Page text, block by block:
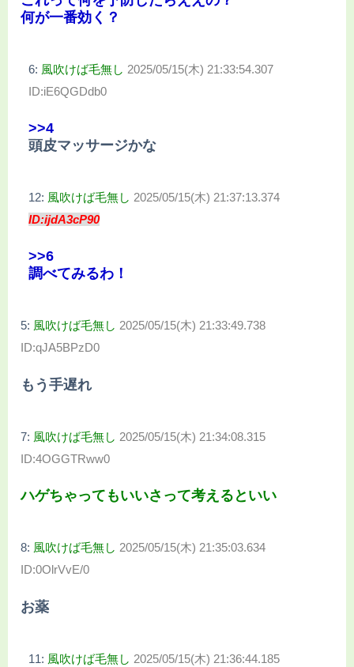
何が一番効く？
6: 風吹けば毛無し 2025/05/15(木) 21:33:54.307
ID:iE6QGDdb0
>>4
頭皮マッサージかな
12: 風吹けば毛無し 2025/05/15(木) 21:37:13.374
ID:ijdA3cP90
>>6
調べてみるわ！
5: 風吹けば毛無し 2025/05/15(木) 21:33:49.738
ID:qJA5BPzD0
もう手遅れ
7: 風吹けば毛無し 2025/05/15(木) 21:34:08.315
ID:4OGGTRww0
ハゲちゃってもいいさって考えるといい
8: 風吹けば毛無し 2025/05/15(木) 21:35:03.634
ID:0OlrVvE/0
お薬
11: 風吹けば毛無し 2025/05/15(木) 21:36:44.185